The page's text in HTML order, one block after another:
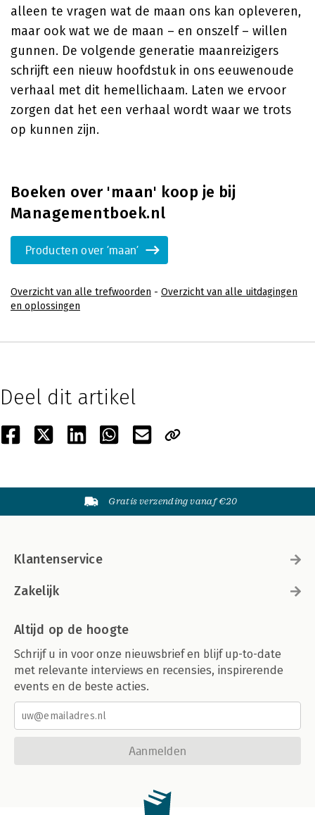
alleen te vragen wat de maan ons kan opleveren,
maar ook wat we de maan – en onszelf – willen
gunnen. De volgende generatie maanreizigers
schrijft een nieuw hoofdstuk in ons eeuwenoude
verhaal met dit hemellichaam. Laten we ervoor
zorgen dat het een verhaal wordt waar we trots
op kunnen zijn.
Boeken over 'maan' koop je bij
Managementboek.nl
Producten over 'maan'
Overzicht van alle trefwoorden - Overzicht van alle uitdagingen
en oplossingen
Deel dit artikel
Gratis verzending vanaf €20
Klantenservice
Zakelijk
Altijd op de hoogte
Schrijf u in voor onze nieuwsbrief en blijf up-to-date
met relevante interviews en recensies, inspirerende
events en de beste acties.
Aanmelden